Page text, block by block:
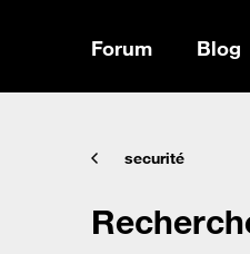
Forum Blog
securité